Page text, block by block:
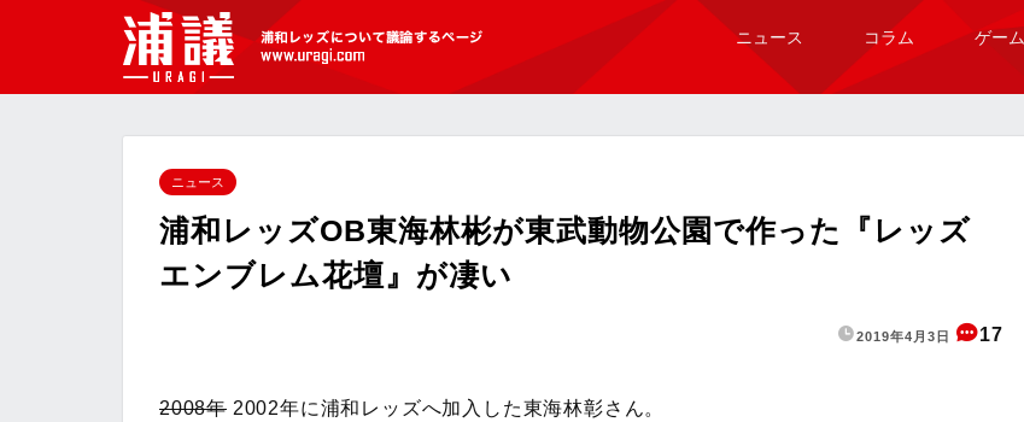
[浦議]浦和レッズについて議論するペ
ニュース コラム ゲーム
ニュース
浦和レッズOB東海林彬が東武動物公園で作った『レッズ
エンブレム花壇』が凄い
2019年4月3日 17
2008年 2002年に浦和レッズへ加入した東海林彰さん。